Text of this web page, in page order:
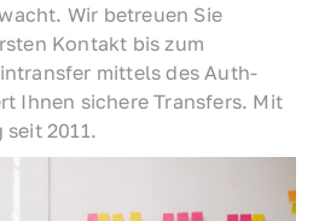
Wir betreuen Sie
Kontakt bis zum
mittels des Auth-
Ihnen sichere Transfers. Mit
seit 2011.